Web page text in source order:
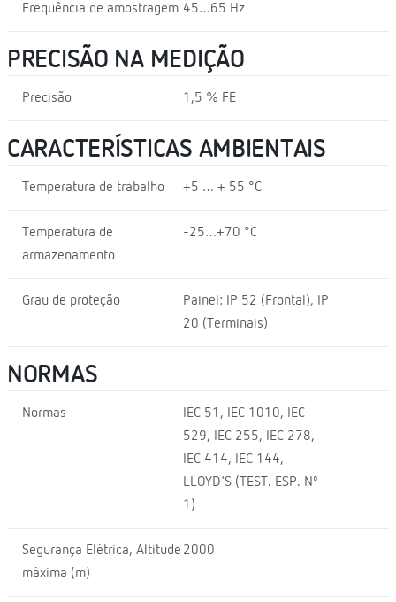
Frequência de amostragem 45…65 Hz
PRECISÃO NA MEDIÇÃO
Precisão 1,5 % FE
CARACTERÍSTICAS AMBIENTAIS
Temperatura de trabalho +5 … + 55 °C
Temperatura de
armazenamento
-25…+70 °C
Grau de proteção
Painel: IP 52 (Frontal), IP
20 (Terminais)
NORMAS
Normas
IEC 51, IEC 1010, IEC
529, IEC 255, IEC 278,
IEC 414, IEC 144,
LLOYD'S (TEST. ESP. Nº
1)
Segurança Elétrica, Altitude
máxima (m)
2000